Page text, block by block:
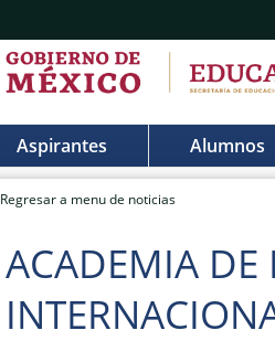
Aspirantes Alumnos
Regresar a menu de noticias
ACADEMIA DE